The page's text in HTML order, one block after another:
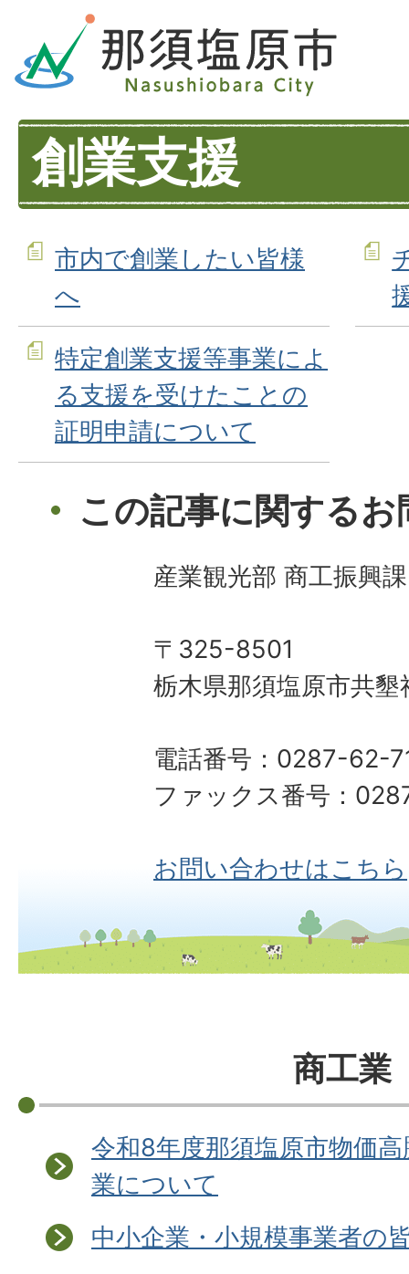
創業支援
市内で創業したい皆様
へ
特定創業支援等事業によ
る支援を受けたことの
証明申請について
この記事に関する
産業観光部 商工振興
〒325-8501
栃木県那須塩原市共
電話番号：0287-62-
ファックス番号：
お問い合わせはこちら
商工業
令和8年度那須塩原市物価
業について
中小企業・小規模事業者の